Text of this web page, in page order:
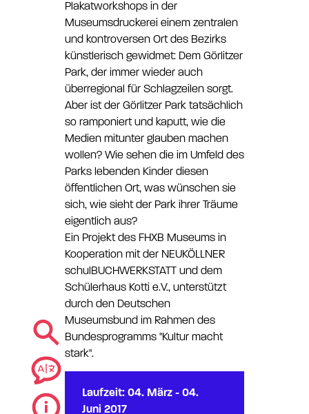
Plakatworkshops in der
Museumsdruckerei einem zentralen
und kontroversen Ort des Bezirks
künstlerisch gewidmet: Dem Görlitzer
Park, der immer wieder auch
überregional für Schlagzeilen sorgt.
Aber ist der Görlitzer Park tatsächlich
so ramponiert und kaputt, wie die
Medien mitunter glauben machen
wollen? Wie sehen die im Umfeld des
Parks lebenden Kinder diesen
öffentlichen Ort, was wünschen sie
sich, wie sieht der Park ihrer Träume
eigentlich aus?
Ein Projekt des FHXB Museums in
Kooperation mit der NEUKÖLLNER
schulBUCHWERKSTATT und dem
Schülerhaus Kotti e.V., unterstützt
durch den Deutschen
Museumsbund im Rahmen des
Bundesprogramms "Kultur macht
stark".
Laufzeit: 04. März - 04.
Juni 2017